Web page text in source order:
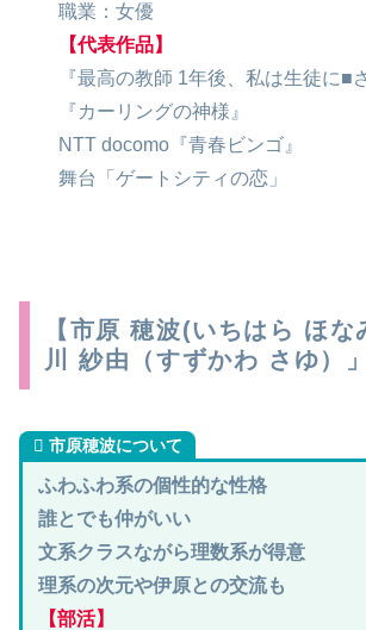
職業：女優
【代表作品】
『最高の教師 1年後、私は生徒に■
『カーリングの神様』
NTT docomo『青春ビンゴ』
舞台「ゲートシティの恋」
【市原 穂波(いちはら ほな
川 紗由（すずかわ さゆ）」
市原穂波について
ふわふわ系の個性的な性格
誰とでも仲がいい
文系クラスながら理数系が得意
理系の次元や伊原との交流も
【部活】